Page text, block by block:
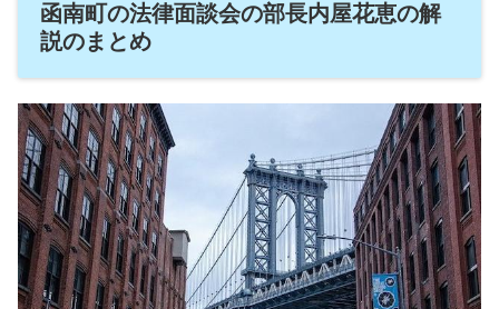
函南町の法律面談会の部長内屋花恵の解
説のまとめ